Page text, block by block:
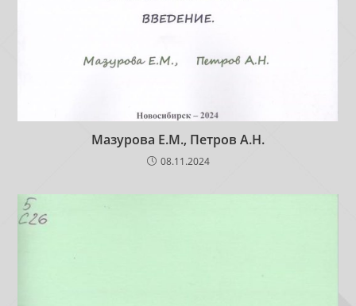
Мазурова Е.М., Петров А.Н.
08.11.2024